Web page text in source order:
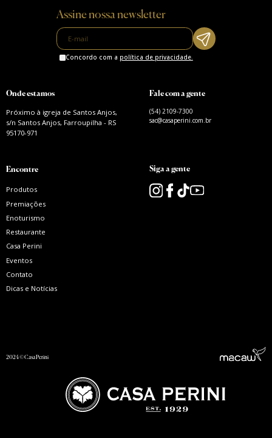
Assine nossa newsletter
Concordo com a política de privacidade.
Onde estamos
Próximo à igreja de Santos Anjos,
s/n Santos Anjos, Farroupilha - RS
95170-971
Fale com a gente
(54) 2109-7300
sac@casaperini.com.br
Encontre
Produtos
Premiações
Enoturismo
Restaurante
Casa Perini
Eventos
Contato
Dicas e Notícias
Siga a gente
2024 © Casa Perini